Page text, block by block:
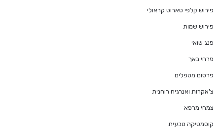
פירוש קלפי טארוט קראולי
פירוש שמות
פנג שואי
פרחי באך
פרסום מטפלים
צ'אקרות ואנרגיה רוחנית
צמחי מרפא
קוסמטיקה טבעית